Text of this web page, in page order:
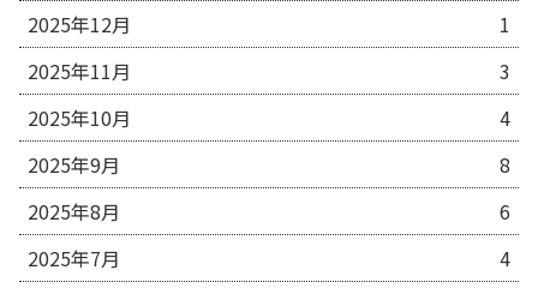
2025年12月
1
2025年11月
3
2025年10月
4
2025年9月
8
2025年8月
6
2025年7月
4